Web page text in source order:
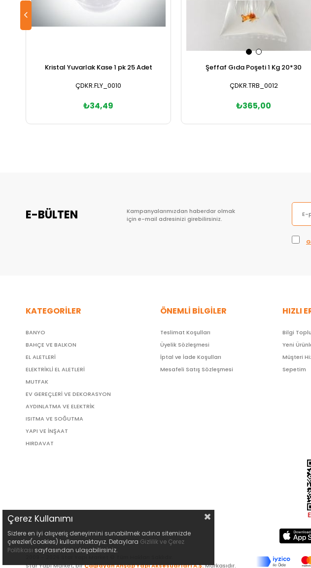
Kristal Yuvarlak Kase 1 pk 25 Adet
ÇDKR.FLY_0010
₺34,49
Şeffaf Gıda Poşeti 1 Kg 20*30
ÇDKR.TRB_0012
₺365,00
E-BÜLTEN
Kampanyalarımızdan haberdar olmak
için e-mail adresinizi girebilirsiniz.
KATEGORİLER
BANYO
BAHÇE VE BALKON
EL ALETLERİ
ELEKTRİKLİ EL ALETLERİ
MUTFAK
EV GEREÇLERİ VE DEKORASYON
AYDINLATMA VE ELEKTRİK
ISITMA VE SOĞUTMA
YAPI VE İNŞAAT
HIRDAVAT
ÖNEMLİ BİLGİLER
Teslimat Koşulları
Üyelik Sözleşmesi
İptal ve İade Koşulları
Mesafeli Satış Sözleşmesi
HIZLI
Bilgi
Yeni
Müşteri
Sepetim
Star Yapı Market, birÇağlayan Ahşap Yapı Aksesuarları A.Ş.Markasıdır.
Çerez Kullanımı
Sizlere en iyi alışveriş deneyimini sunabilmek adına sitemizde
çerezler(cookies) kullanmaktayız. Detaylara Gizlilik ve Çerez
Politikası sayfasından ulaşabilirsiniz.